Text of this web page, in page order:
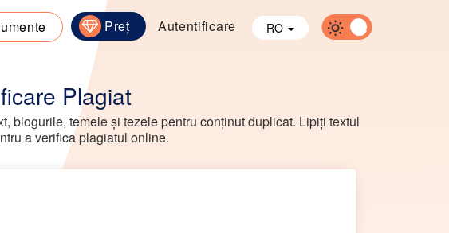
Preț Autentificare RO
Plagiat
blogurile, temele și tezele pentru conținut duplicat. Lipiți textul
a verifica plagiatul online.